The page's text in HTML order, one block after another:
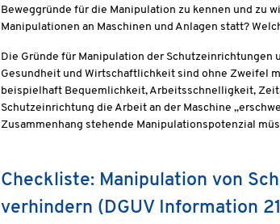
Beweggründe für die Manipulation zu kennen und zu
Manipulationen an Maschinen und Anlagen statt?
Die Gründe für Manipulation der
Gesundheit und Wirtschaftlichkeit sind ohne Zweifel
beispielhaft Bequemlichkeit, Arbeitsschnelligkeit,
Schutzeinrichtung die Arbeit an der Maschine
Zusammenhang stehende Manipulationspotenzial
Checkliste: Manipulation von
verhindern (DGUV Information